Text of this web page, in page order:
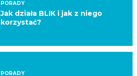
PORADY
Jak działa BLIK i jak z niego
korzystać?
PORADY